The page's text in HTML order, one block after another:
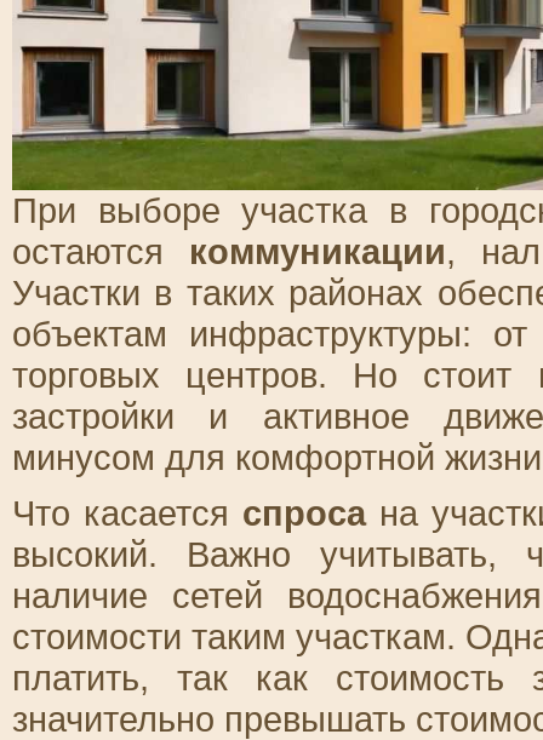
При выборе участка в
остаются коммуникации,
Участки в таких районах
объектам инфраструктуры:
торговых центров. Но стоит
застройки и активное
минусом для комфортной
Что касается спросана
высокий. Важно учитывать,
наличие сетей
стоимости таким участкам.
платить, так как
значительно превышать